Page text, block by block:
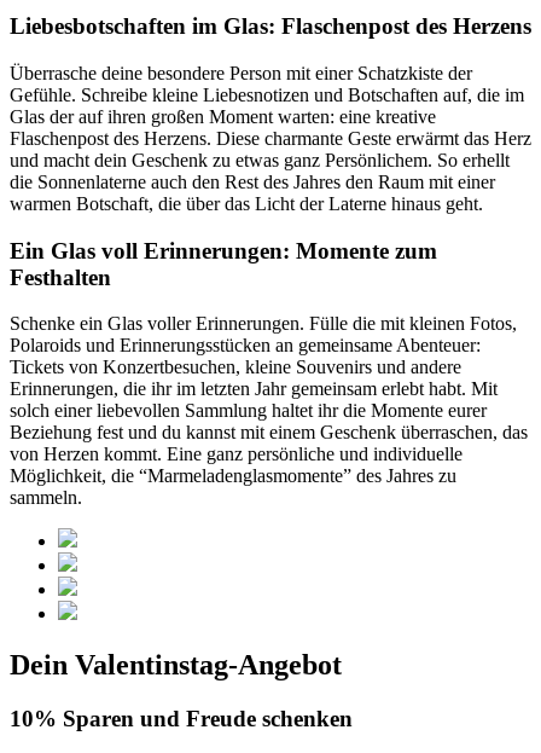
Liebesbotschaften im Glas: Flaschenpost des Herzens
Überrasche deine besondere Person mit einer Schatzkiste der
Gefühle. Schreibe kleine Liebesnotizen und Botschaften auf, die im
Glas derauf ihren großen Moment warten: eine kreative
Flaschenpost des Herzens. Diese charmante Geste erwärmt das Herz
und macht dein Geschenk zu etwas ganz Persönlichem. So erhellt
die Sonnenlaterne auch den Rest des Jahres den Raum mit einer
warmen Botschaft, die über das Licht der Laterne hinaus geht.
Ein Glas voll Erinnerungen: Momente zum
Festhalten
Schenke ein Glas voller Erinnerungen. Fülle die mit kleinen Fotos,
Polaroids und Erinnerungsstücken an gemeinsame Abenteuer:
Tickets von Konzertbesuchen, kleine Souvenirs und andere
Erinnerungen, die ihr im letzten Jahr gemeinsam erlebt habt. Mit
solch einer liebevollen Sammlung haltet ihr die Momente eurer
Beziehung fest und du kannst mit einem Geschenk überraschen, das
von Herzen kommt. Eine ganz persönliche und individuelle
Möglichkeit, die “Marmeladenglasmomente” des Jahres zu
sammeln.
Dein Valentinstag-Angebot
10% Sparen und Freude schenken